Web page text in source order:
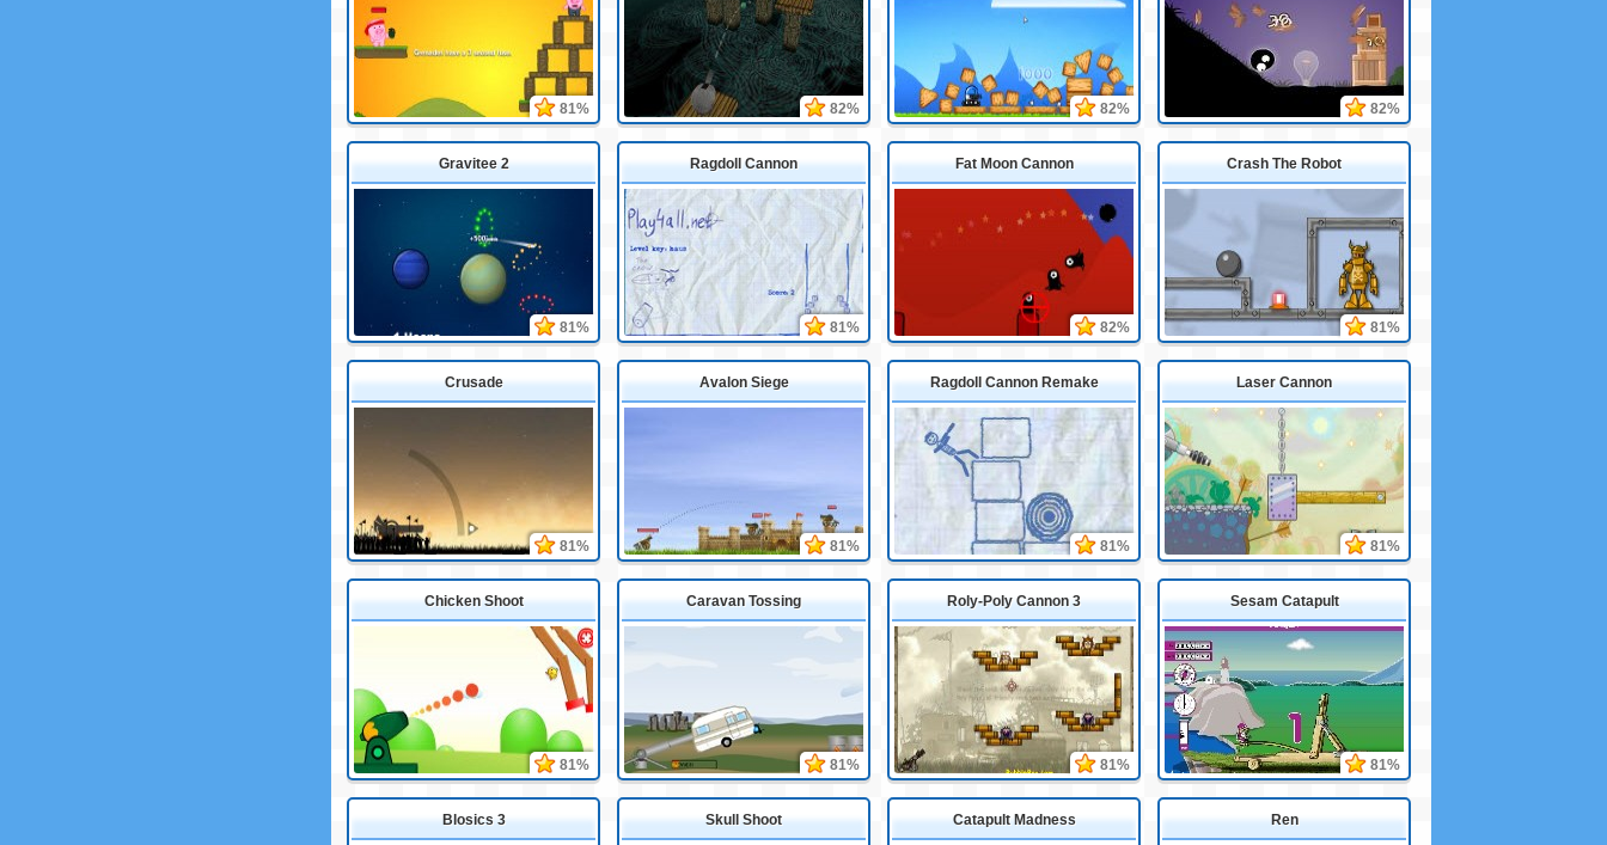
81% 82% 82% 82%
Gravitee 2
81%
Ragdoll Cannon
81%
Fat Moon Cannon
82%
Crash The Robot
81%
Crusade
81%
Avalon Siege
81%
Ragdoll Cannon Remake
81%
Laser Cannon
81%
Chicken Shoot
81%
Caravan Tossing
81%
Roly-Poly Cannon 3
81%
Sesam Catapult
81%
Blosics 3 Skull Shoot Catapult Madness Ren